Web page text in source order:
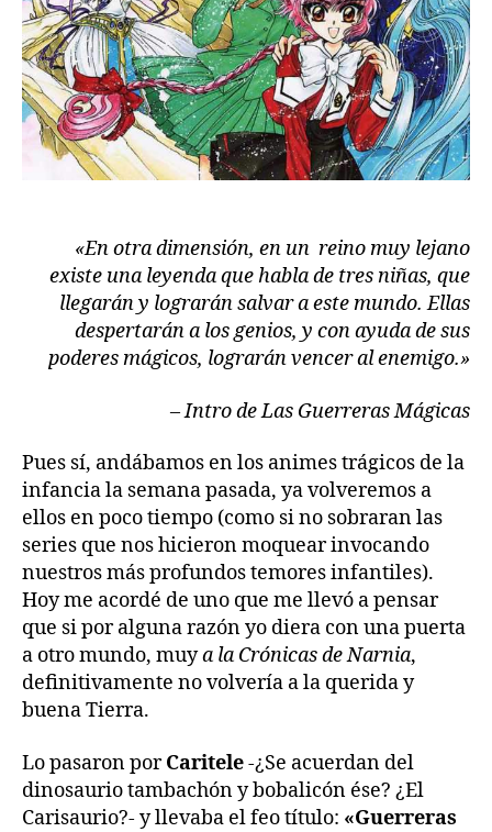
«En otra dimensión, en un reino muy lejano
existe una leyenda que habla de tres niñas, que
llegarán y lograrán salvar a este mundo. Ellas
despertarán a los genios, y con ayuda de sus
poderes mágicos, lograrán vencer al enemigo.»
– Intro de Las Guerreras Mágicas
Pues sí, andábamos en los animes trágicos de la
infancia la semana pasada, ya volveremos a
ellos en poco tiempo (como si no sobraran las
series que nos hicieron moquear invocando
nuestros más profundos temores infantiles).
Hoy me acordé de uno que me llevó a pensar
que si por alguna razón yo diera con una puerta
a otro mundo, muya la Crónicas de Narnia,
definitivamente no volvería a la querida y
buena Tierra.
Lo pasaron porCaritele-¿Se acuerdan del
dinosaurio tambachón y bobalicón ése? ¿El
Carisaurio?- y llevaba el feo título: «Guerreras